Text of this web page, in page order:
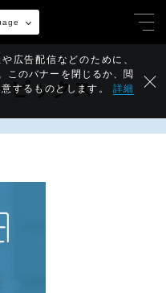
広告配信などのために、
このバナーを閉じるか、閲
するものとします。 詳細
ピックス